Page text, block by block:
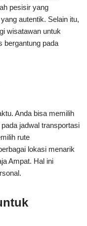
pesisir yang
autentik. Selain itu,
wisatawan untuk
bergantung pada
Anda bisa memilih
jadwal transportasi
rute
lokasi menarik
Ampat. Hal ini